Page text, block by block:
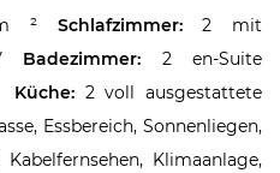
² Schlafzimmer:2 mit
Badezimmer: 2 en-Suite
Küche: 2 voll ausgestattete
Essbereich, Sonnenliegen,
Kabelfernsehen, Klimaanlage,